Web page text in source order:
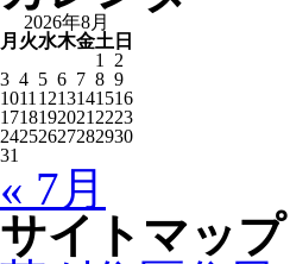
2026年8月
月 火水木金土 日
1
2
3 4 5 6 7 8 9
1011 1213141516
1718192021 2223
24252627282930
31
« 7月
サイトマップ